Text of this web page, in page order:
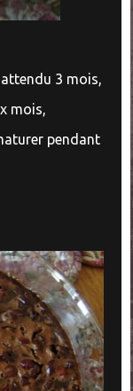
3 mois,
mois,
pendant